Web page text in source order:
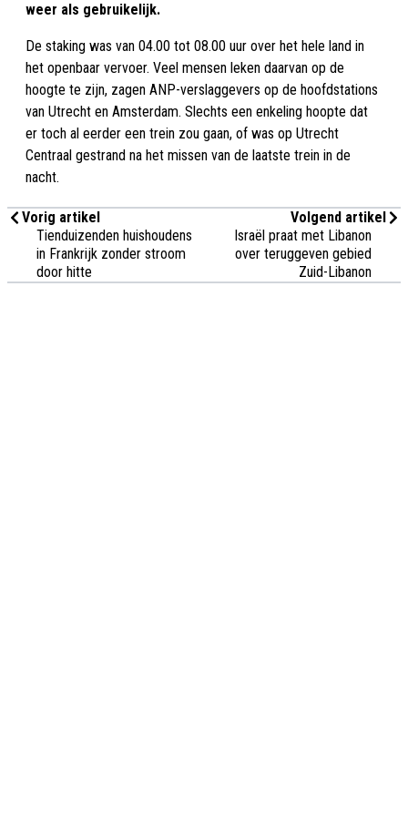
weer als gebruikelijk.
De staking was van 04.00 tot 08.00 uur over het hele land in
het openbaar vervoer. Veel mensen leken daarvan op de
hoogte te zijn, zagen ANP-verslaggevers op de hoofdstations
van Utrecht en Amsterdam. Slechts een enkeling hoopte dat
er toch al eerder een trein zou gaan, of was op Utrecht
Centraal gestrand na het missen van de laatste trein in de
nacht.
Vorig artikel
Tienduizenden huishoudens
in Frankrijk zonder stroom
door hitte
Volgend artikel
Israël praat met Libanon
over teruggeven gebied
Zuid-Libanon